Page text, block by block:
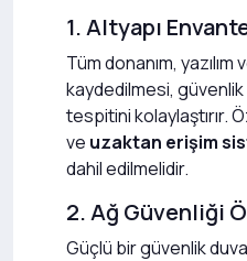
1. Altyapı
Tüm donanım,
kaydedilmesi, güvenlik
tespitini kolaylaştırır.
ve uzaktan erişim
dahil edilmelidir.
2. Ağ Güvenliği
Güçlü bir güvenlik